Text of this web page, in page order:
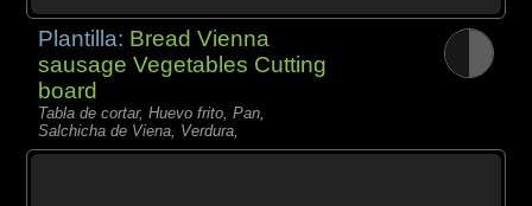
Plantilla: Bread Vienna
sausage Vegetables Cutting
board
Tabla de cortar, Huevo frito, Pan,
Salchicha de Viena, Verdura,